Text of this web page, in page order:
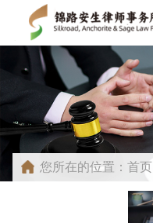
您所在的位置：首页